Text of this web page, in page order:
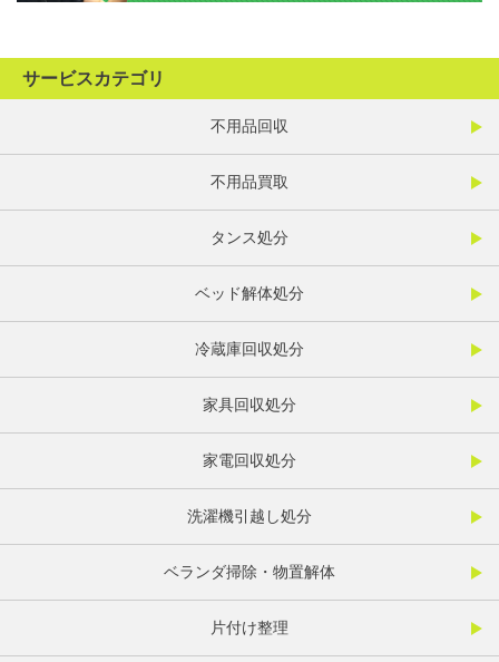
サービスカテゴリ
不用品回収
不用品買取
タンス処分
ベッド解体処分
冷蔵庫回収処分
家具回収処分
家電回収処分
洗濯機引越し処分
ベランダ掃除・物置解体
片付け整理